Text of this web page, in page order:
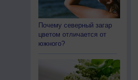
Почему северный загар
цветом отличается от
южного?